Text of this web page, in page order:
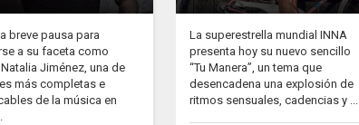
breve pausa para
a su faceta como
Jiménez, una de
más completas e
de la música en
La superestrella mundial INNA
presenta hoy su nuevo sencillo
“Tu Manera”, un tema que
desencadena una explosión de
ritmos sensuales, cadencias y ...